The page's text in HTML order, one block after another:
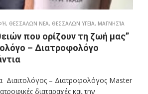
, ΘΕΣΣΑΛΩΝ ΝΕΑ, ΘΕΣΣΑΛΩΝ ΥΓΕΙΑ, ΜΑΓΝΗΣΊΑ
που ορίζουν τη ζωή μας”
– Διατροφολόγο
Διαιτολόγος – Διατροφολόγος Master
διαταραχές και την